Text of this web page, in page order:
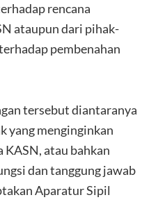
rencana
ataupun dari pihak-
pembenahan
tersebut diantaranya
yang menginginkan
KASN, atau bahkan
dan tanggung jawab
Aparatur Sipil